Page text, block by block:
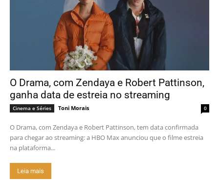
O Drama, com Zendaya e Robert Pattinson,
ganha data de estreia no streaming
Cinema e Séries Toni Morais 0
O Drama, com Zendaya e Robert Pattinson, tem data confirmada
para chegar ao streaming: a HBO Max anunciou que o filme estreia
na plataforma...
Leia mais